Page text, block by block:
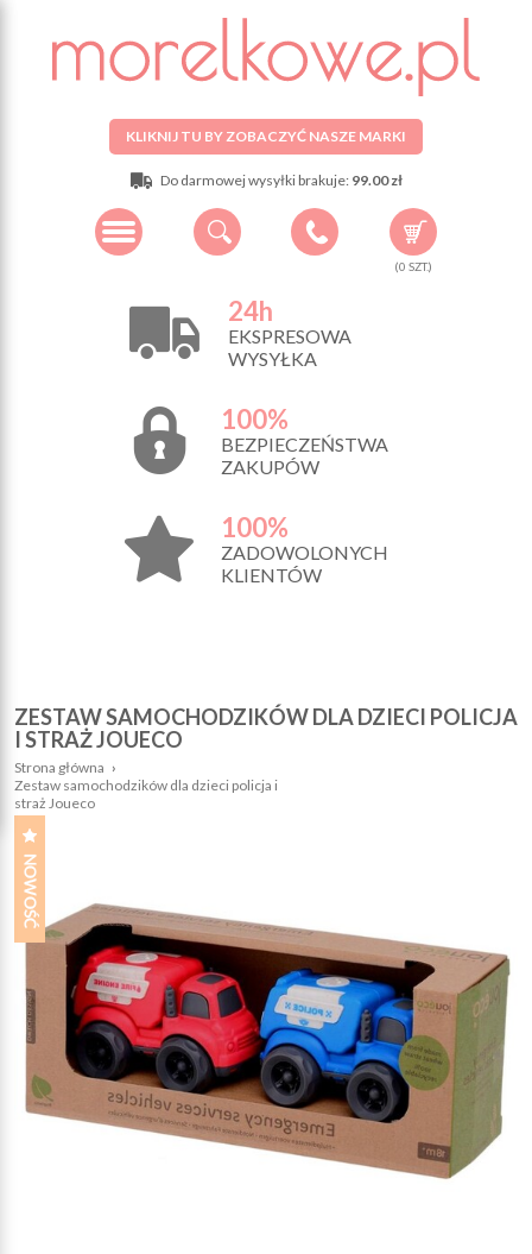
KLIKNIJ TU BY ZOBACZYĆ NASZE MARKI
Do darmowej wysyłki brakuje: 99.00 zł
(0 SZT.)
24h
EKSPRESOWA
WYSYŁKA
100%
BEZPIECZEŃSTWA
ZAKUPÓW
100%
ZADOWOLONYCH
KLIENTÓW
ZESTAW SAMOCHODZIKÓW DLA DZIECI POLICJA
I STRAŻ JOUECO
Strona główna ›
Zestaw samochodzików dla dzieci policja i
straż Joueco